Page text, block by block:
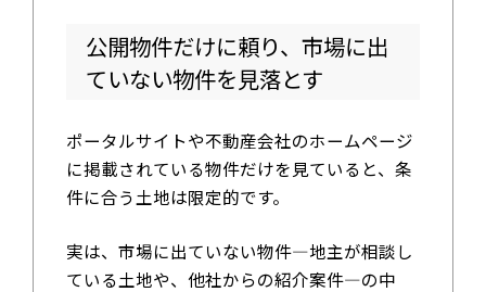
公開物件だけに頼り、市場に出
ていない物件を見落とす
ポータルサイトや不動産会社のホームページ
に掲載されている物件だけを見ていると、条
件に合う土地は限定的です。
実は、市場に出ていない物件—地主が相談し
ている土地や、他社からの紹介案件—の中